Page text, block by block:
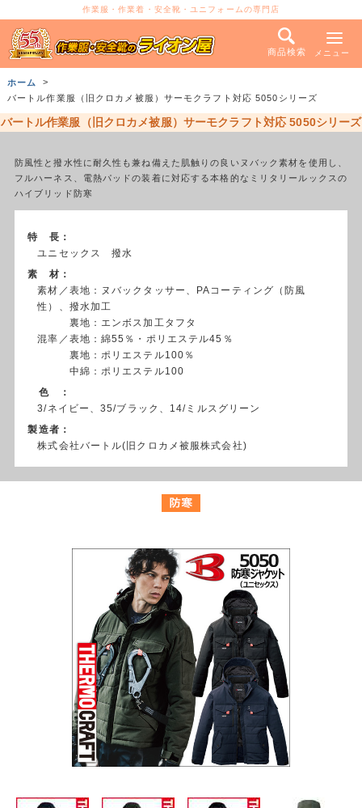
作業服・作業着・安全靴・ユニフォームの専門店
商品検索 メニュー
ホーム
バートル作業服（旧クロカメ被服）サーモクラフト対応 5050シリーズ
バートル作業服（旧クロカメ被服）サーモクラフト対応 5050シリーズ
防風性と撥水性に耐久性も兼ね備えた肌触りの良いヌバック素材を使用し、
フルハーネス、電熱パッドの装着に対応する本格的なミリタリールックスの
ハイブリッド防寒
特 長：
ユニセックス 撥水
素 材：
素材／表地：ヌバックタッサー、PAコーティング（防風
性）、撥水加工
裏地：エンボス加工タフタ
混率／表地：綿55％・ポリエステル45％
裏地：ポリエステル100％
中綿：ポリエステル100
色 ：
3/ネイビー、35/ブラック、14/ミルスグリーン
製造者：
株式会社バートル(旧クロカメ被服株式会社)